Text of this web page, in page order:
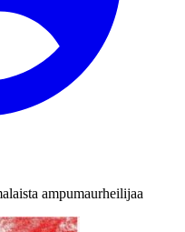
ampumaurheilijaa